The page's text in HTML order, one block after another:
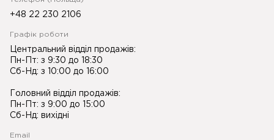
+48 22 230 2106
Графік роботи
Центральний відділ продажів:
Пн-Пт: з 9:30 до 18:30
Сб-Нд: з 10:00 до 16:00
Головний відділ продажів:
Пн-Пт: з 9:00 до 15:00
Сб-Нд: вихідні
Email